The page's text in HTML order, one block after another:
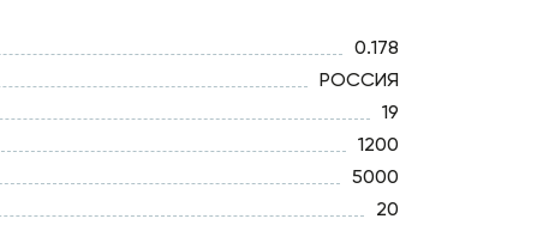
0.178
РОССИЯ
19
1200
5000
20